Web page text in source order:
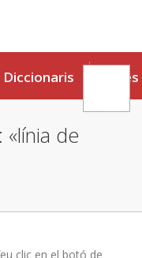
Diccionaris Eines
de
clic en el botó de